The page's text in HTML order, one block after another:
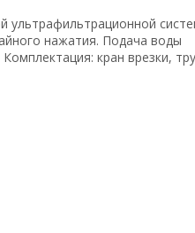
ультрафильтрационной
нажатия. Подача воды
кран врезки,